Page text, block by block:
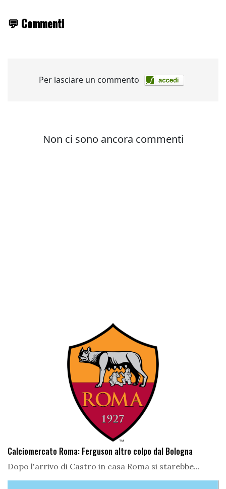
💬 Commenti
Calciomercato Roma: Ferguson altro colpo dal Bologna
Dopo l'arrivo di Castro in casa Roma si starebbe...